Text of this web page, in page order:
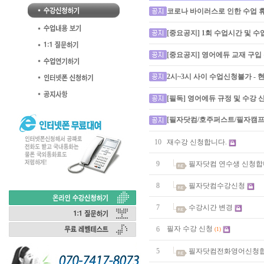
코로나 바이러스로 인한 수업
[중요공지] 1회 수업시간 및 수
[중요공지] 영어에듀 교재 구입
2시~3시 사이 수업신청불가 -
[필독] 영어에듀 규정 및 수강
[필자닷컴/호주퍼스트/필자캠
10 재수강 신청합니다.
9 필자닷컴 연수생 신청
8 필자닷컴수강신청
7 수강시간 변경
6 필자 수강 신청 (1)
5 필자닷컴전화영어신청